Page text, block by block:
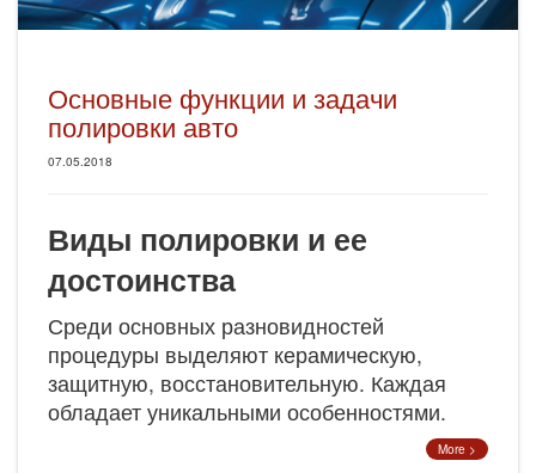
Основные функции и задачи
полировки авто
07.05.2018
Виды полировки и ее
достоинства
Среди основных разновидностей
процедуры выделяют керамическую,
защитную, восстановительную. Каждая
обладает уникальными особенностями.
More >